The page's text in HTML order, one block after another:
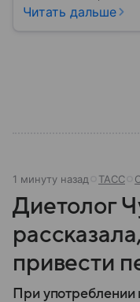
сложной
Читать дальше
1 минуту назад ТАСС
Диетолог
привести
При употреблении